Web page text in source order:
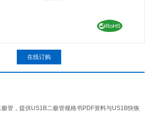
在线订购
管，提供US1B二极管规格书PDF资料与US1B快恢